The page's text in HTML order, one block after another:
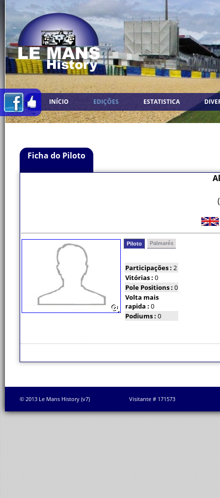
INÍCIO EDIÇÕES ESTATISTICA
Ficha do Piloto
Piloto Palmarés
Participações : 2
Vitórias : 0
Pole Positions : 0
Volta mais
rapida : 0
Podiums : 0
© 2013 Le Mans History (v7) Visitante # 171573